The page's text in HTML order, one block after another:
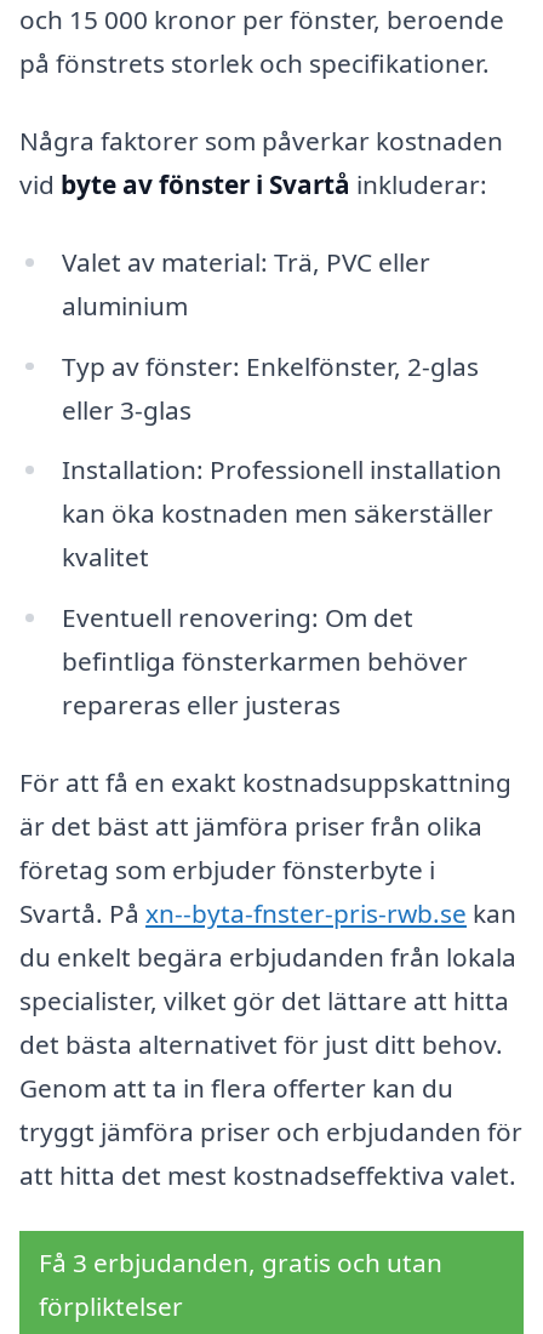
och 15 000 kronor per fönster, beroende
på fönstrets storlek och specifikationer.
Några faktorer som påverkar kostnaden
vid byte av fönster i Svartå inkluderar:
Valet av material: Trä, PVC eller
aluminium
Typ av fönster: Enkelfönster, 2-glas
eller 3-glas
Installation: Professionell installation
kan öka kostnaden men säkerställer
kvalitet
Eventuell renovering: Om det
befintliga fönsterkarmen behöver
repareras eller justeras
För att få en exakt kostnadsuppskattning
är det bäst att jämföra priser från olika
företag som erbjuder fönsterbyte i
Svartå. På xn--byta-fnster-pris-rwb.se kan
du enkelt begära erbjudanden från lokala
specialister, vilket gör det lättare att hitta
det bästa alternativet för just ditt behov.
Genom att ta in flera offerter kan du
tryggt jämföra priser och erbjudanden för
att hitta det mest kostnadseffektiva valet.
Få 3 erbjudanden, gratis och utan
förpliktelser